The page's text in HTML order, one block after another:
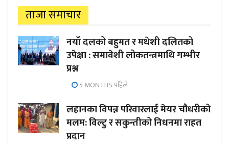
ताजा समाचार
नयाँ दलको बहुमत र मधेशी दलितको
उपेक्षा : समावेशी लोकतन्त्रमाथि गम्भीर
प्रश्न
5 MONTHS पहिले
लहानका विपन्न परिवारलाई मेयर चौधरीको
मलम: विल्टु र सकुन्तीको निधनमा राहत
प्रदान